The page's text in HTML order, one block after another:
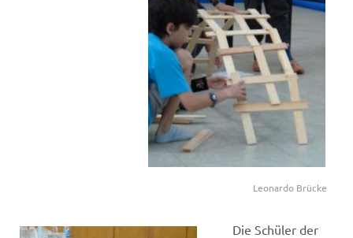
Leonardo Brücke
Die Schüler der